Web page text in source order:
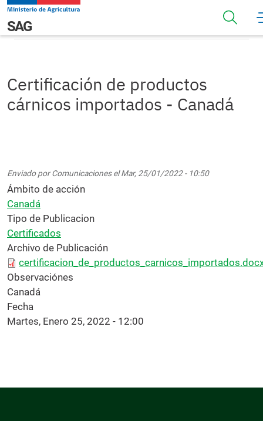
Pasar al contenido principal
Navegación principal
SAGCertificación de productos cárnicos importados - Canadá
Certificación de productos
cárnicos importados - Canadá
Enviado porComunicacioneselMar, 25/01/2022 - 10:50
Ámbito de acción
Canadá
Tipo de Publicacion
Certificados
Archivo de Publicación
Observaciónes
Canadá
Fecha
Martes, Enero 25, 2022 - 12:00